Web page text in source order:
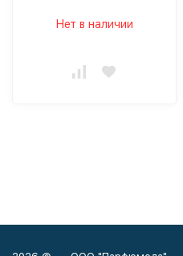
Нет в наличии